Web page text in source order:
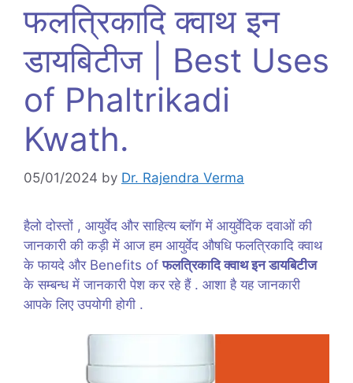
फलत्रिकादि क्वाथ इन
डायबिटीज | Best Uses
of Phaltrikadi
Kwath.
05/01/2024 by Dr. Rajendra Verma
हैलो दोस्तों , आयुर्वेद और साहित्य ब्लॉग में आयुर्वेदिक दवाओं की
जानकारी की कड़ी में आज हम आयुर्वेद औषधि फलत्रिकादि क्वाथ
के फायदे और Benefits ofफलत्रिकादि क्वाथ इन डायबिटीज
के सम्बन्ध में जानकारी पेश कर रहे हैं . आशा है यह जानकारी
आपके लिए उपयोगी होगी .